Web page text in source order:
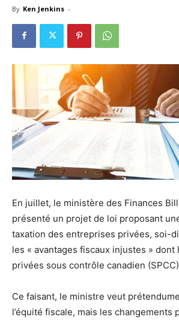
By Ken Jenkins -
En juillet, le ministère des Finances
présenté un projet de loi proposant
taxation des entreprises privées, soi-
les « avantages fiscaux injustes » dont
privées sous contrôle canadien
Ce faisant, le ministre veut
l’équité fiscale, mais les changements